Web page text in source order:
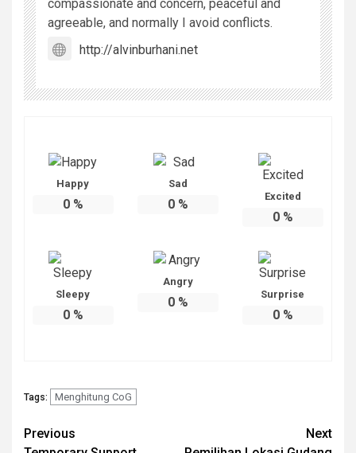
compassionate and concern, peaceful and
agreeable, and normally I avoid conflicts.
http://alvinburhani.net
Happy
0%
Sad
0%
Excited
0%
Sleepy
0%
Angry
0%
Surprise
0%
Tags: Menghitung CoG
Post
Previous
Next